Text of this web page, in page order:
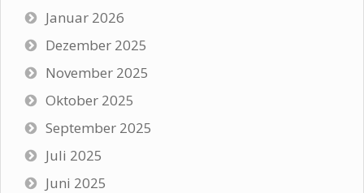
Januar 2026
Dezember 2025
November 2025
Oktober 2025
September 2025
Juli 2025
Juni 2025